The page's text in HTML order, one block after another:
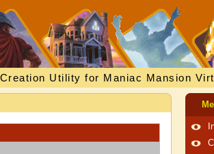
Utility for Maniac Mansion